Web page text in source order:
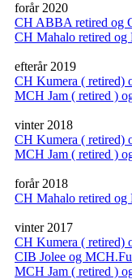
forår 2020
CH ABBA retired og
CH Mahalo retired
efterår 2019
CH Kumera ( retired)
MCH Jam ( retired )
vinter 2018
CH Kumera ( retired)
MCH Jam ( retired )
forår 2018
CH Mahalo retired og
vinter 2017
CH Kumera ( retired)
CIB Jolee og
MCH Jam ( retired )